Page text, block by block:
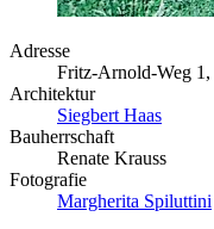
Adresse
Fritz-Arnold-Weg 1,
Architektur
Siegbert Haas
Bauherrschaft
Renate Krauss
Fotografie
Margherita Spiluttini